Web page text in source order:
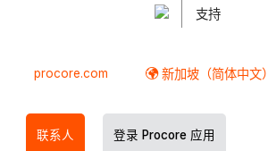
支持
procore.com 新加坡（简体中文）
联系人 登录 Procore 应用